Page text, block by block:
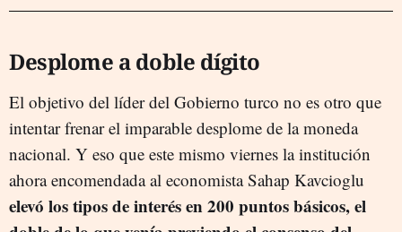
Desplome a doble dígito
El objetivo del líder del Gobierno turco no es otro que
intentar frenar el imparable desplome de la moneda
nacional. Y eso que este mismo viernes la institución
ahora encomendada al economista Sahap Kavcioglu
elevó los tipos de interés en 200 puntos básicos, el